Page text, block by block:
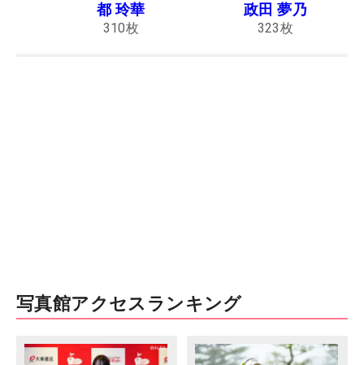
都 玲華
310枚
政田 夢乃
323枚
写真館アクセスランキング